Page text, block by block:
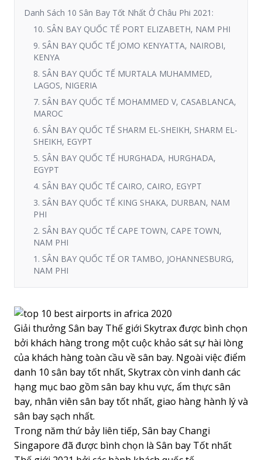
Danh Sách 10 Sân Bay Tốt Nhất Ở Châu Phi 2021:
10. SÂN BAY QUỐC TẾ PORT ELIZABETH, NAM PHI
9. SÂN BAY QUỐC TẾ JOMO KENYATTA, NAIROBI,
KENYA
8. SÂN BAY QUỐC TẾ MURTALA MUHAMMED,
LAGOS, NIGERIA
7. SÂN BAY QUỐC TẾ MOHAMMED V, CASABLANCA,
MAROC
6. SÂN BAY QUỐC TẾ SHARM EL-SHEIKH, SHARM EL-
SHEIKH, EGYPT
5. SÂN BAY QUỐC TẾ HURGHADA, HURGHADA,
EGYPT
4. SÂN BAY QUỐC TẾ CAIRO, CAIRO, EGYPT
3. SÂN BAY QUỐC TẾ KING SHAKA, DURBAN, NAM
PHI
2. SÂN BAY QUỐC TẾ CAPE TOWN, CAPE TOWN,
NAM PHI
1. SÂN BAY QUỐC TẾ OR TAMBO, JOHANNESBURG,
NAM PHI
Giải thưởng Sân bay Thế giới Skytrax được bình chọn
bởi khách hàng trong một cuộc khảo sát sự hài lòng
của khách hàng toàn cầu về sân bay. Ngoài việc điểm
danh 10 sân bay tốt nhất, Skytrax còn vinh danh các
hạng mục bao gồm sân bay khu vực, ẩm thực sân
bay, nhân viên sân bay tốt nhất, giao hàng hành lý và
sân bay sạch nhất.
Trong năm thứ bảy liên tiếp, Sân bay Changi
Singapore đã được bình chọn là Sân bay Tốt nhất